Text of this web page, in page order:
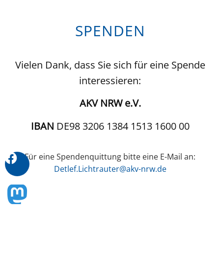
SPENDEN
Vielen Dank, dass Sie sich für eine Spende
interessieren:
AKV NRW e.V.
IBAN DE98 3206 1384 1513 1600 00
Für eine Spendenquittung bitte eine E-Mail an:
Detlef.Lichtrauter@akv-nrw.de